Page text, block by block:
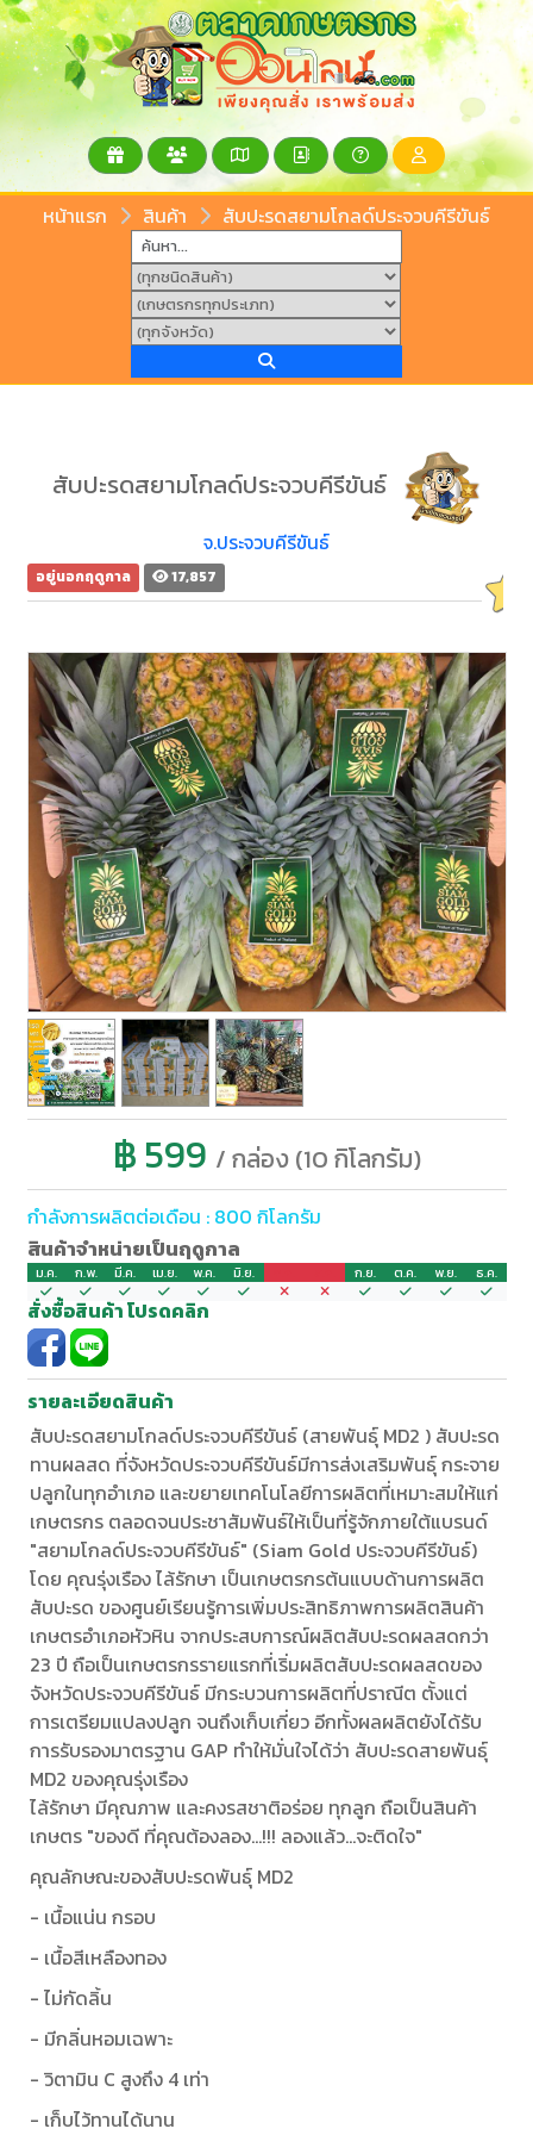
หน้าแรก สินค้า สับปะรดสยามโกลด์ประจวบคีรีขันธ์
สับปะรดสยามโกลด์ประจวบคีรีขันธ์
จ.ประจวบคีรีขันธ์
อยู่นอกฤดูกาล 17,857
฿ 599 / กล่อง (10 กิโลกรัม)
กำลังการผลิตต่อเดือน : 800 กิโลกรัม
สินค้าจำหน่ายเป็นฤดูกาล
ม.ค. ก.พ. มี.ค. เม.ย. พ.ค. มิ.ย. ก.ย. ต.ค. พ.ย. ธ.ค.
สั่งซื้อสินค้า โปรดคลิก
รายละเอียดสินค้า
สับปะรดสยามโกลด์ประจวบคีรีขันธ์ (สายพันธุ์ MD2 ) สับปะรด
ทานผลสด ที่จังหวัดประจวบคีรีขันธ์มีการส่งเสริมพันธุ์ กระจาย
ปลูกในทุกอำเภอ และขยายเทคโนโลยีการผลิตที่เหมาะสมให้แก่
เกษตรกร ตลอดจนประชาสัมพันธ์ให้เป็นที่รู้จักภายใต้แบรนด์
"สยามโกลด์ประจวบคีรีขันธ์" (Siam Gold ประจวบคีรีขันธ์)
โดย คุณรุ่งเรือง ไล้รักษา เป็นเกษตรกรต้นแบบด้านการผลิต
สับปะรด ของศูนย์เรียนรู้การเพิ่มประสิทธิภาพการผลิตสินค้า
เกษตรอำเภอหัวหิน จากประสบการณ์ผลิตสับปะรดผลสดกว่า
23 ปี ถือเป็นเกษตรกรรายแรกที่เริ่มผลิตสับปะรดผลสดของ
จังหวัดประจวบคีรีขันธ์ มีกระบวนการผลิตที่ปราณีต ตั้งแต่
การเตรียมแปลงปลูก จนถึงเก็บเกี่ยว อีกทั้งผลผลิตยังได้รับ
การรับรองมาตรฐาน GAP ทำให้มั่นใจได้ว่า สับปะรดสายพันธุ์
MD2 ของคุณรุ่งเรือง
ไล้รักษา มีคุณภาพ และคงรสชาติอร่อย ทุกลูก ถือเป็นสินค้า
เกษตร "ของดี ที่คุณต้องลอง...!!! ลองแล้ว...จะติดใจ"
คุณลักษณะของสับปะรดพันธุ์ MD2
- เนื้อแน่น กรอบ
- เนื้อสีเหลืองทอง
- ไม่กัดลิ้น
- มีกลิ่นหอมเฉพาะ
- วิตามิน C สูงถึง 4 เท่า
- เก็บไว้ทานได้นาน